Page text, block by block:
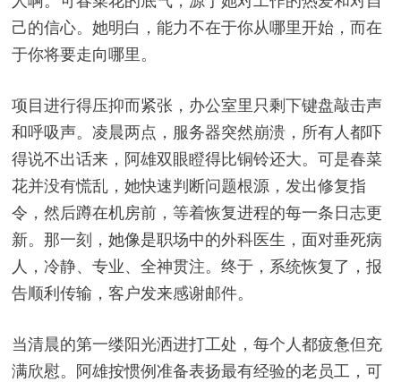
己的信心。她明白，能力不在于你从哪里开始，而在
于你将要走向哪里。
项目进行得压抑而紧张，办公室里只剩下键盘敲击声
和呼吸声。凌晨两点，服务器突然崩溃，所有人都吓
得说不出话来，阿雄双眼瞪得比铜铃还大。可是春菜
花并没有慌乱，她快速判断问题根源，发出修复指
令，然后蹲在机房前，等着恢复进程的每一条日志更
新。那一刻，她像是职场中的外科医生，面对垂死病
人，冷静、专业、全神贯注。终于，系统恢复了，报
告顺利传输，客户发来感谢邮件。
当清晨的第一缕阳光洒进打工处，每个人都疲惫但充
满欣慰。阿雄按惯例准备表扬最有经验的老员工，可